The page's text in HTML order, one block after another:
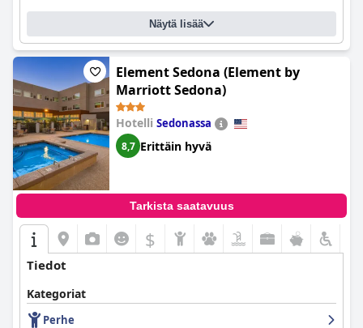
Näytä lisää
Element Sedona (Element by
Marriott Sedona)
Hotelli Sedonassa
8,7 Erittäin hyvä
Tarkista saatavuus
$
Tiedot
Kategoriat
Perhe